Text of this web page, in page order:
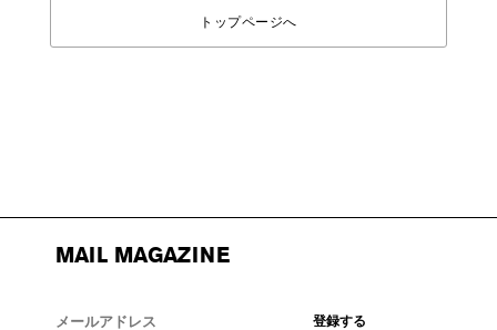
トップページへ
MAIL MAGAZINE